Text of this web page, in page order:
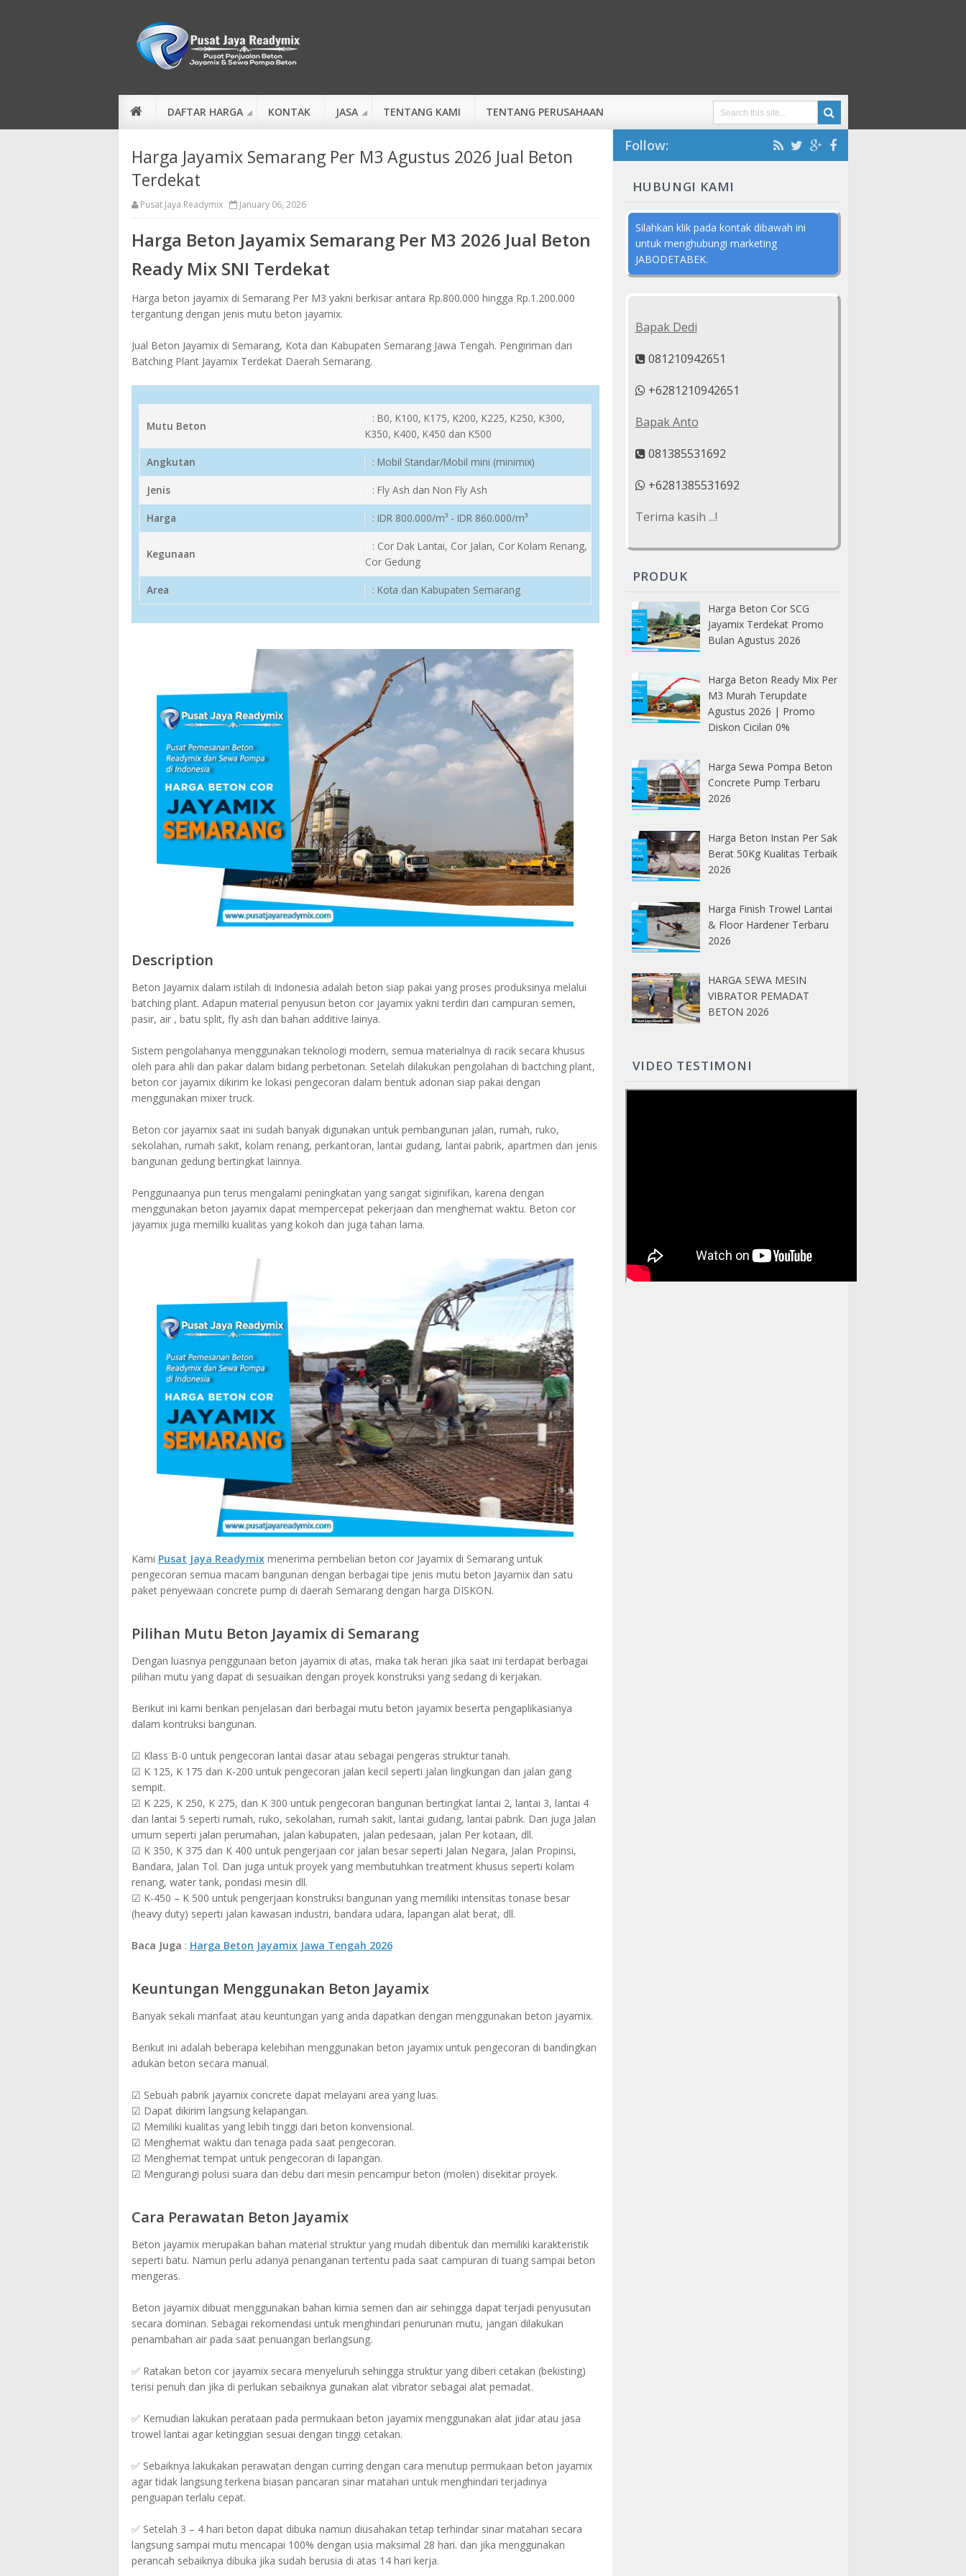
DAFTAR HARGA KONTAK JASA TENTANG KAMI TENTANG PERUSAHAAN
Harga Jayamix Semarang Per M3 Agustus 2026 Jual Beton
Terdekat
Pusat Jaya Readymix January 06, 2026
Harga Beton Jayamix Semarang Per M3 2026 Jual Beton
Ready Mix SNI Terdekat
Harga beton jayamix di Semarang Per M3 yakni berkisar antara Rp.800.000 hingga Rp.1.200.000
tergantung dengan jenis mutu beton jayamix.
Jual Beton Jayamix di Semarang, Kota dan Kabupaten Semarang Jawa Tengah. Pengiriman dari
Batching Plant Jayamix Terdekat Daerah Semarang.
Mutu Beton
: B0, K100, K175, K200, K225, K250, K300,
K350, K400, K450 dan K500
Angkutan : Mobil Standar/Mobil mini (minimix)
Jenis : Fly Ash dan Non Fly Ash
Harga : IDR 800.000/m³ - IDR 860.000/m³
Kegunaan
: Cor Dak Lantai, Cor Jalan, Cor Kolam Renang,
Cor Gedung
Area : Kota dan Kabupaten Semarang
Description
Beton Jayamix dalam istilah di Indonesia adalah beton siap pakai yang proses produksinya melalui
batching plant. Adapun material penyusun beton cor jayamix yakni terdiri dari campuran semen,
pasir, air , batu split, fly ash dan bahan additive lainya.
Sistem pengolahanya menggunakan teknologi modern, semua materialnya di racik secara khusus
oleh para ahli dan pakar dalam bidang perbetonan. Setelah dilakukan pengolahan di bactching plant,
beton cor jayamix dikirim ke lokasi pengecoran dalam bentuk adonan siap pakai dengan
menggunakan mixer truck.
Beton cor jayamix saat ini sudah banyak digunakan untuk pembangunan jalan, rumah, ruko,
sekolahan, rumah sakit, kolam renang, perkantoran, lantai gudang, lantai pabrik, apartmen dan jenis
bangunan gedung bertingkat lainnya.
Penggunaanya pun terus mengalami peningkatan yang sangat siginifikan, karena dengan
menggunakan beton jayamix dapat mempercepat pekerjaan dan menghemat waktu. Beton cor
jayamix juga memilki kualitas yang kokoh dan juga tahan lama.
Kami Pusat Jaya Readymixmenerima pembelian beton cor Jayamix di Semarang untuk
pengecoran semua macam bangunan dengan berbagai tipe jenis mutu beton Jayamix dan satu
paket penyewaan concrete pump di daerah Semarang dengan harga DISKON.
Pilihan Mutu Beton Jayamix di Semarang
Dengan luasnya penggunaan beton jayamix di atas, maka tak heran jika saat ini terdapat berbagai
pilihan mutu yang dapat di sesuaikan dengan proyek konstruksi yang sedang di kerjakan.
Berikut ini kami berikan penjelasan dari berbagai mutu beton jayamix beserta pengaplikasianya
dalam kontruksi bangunan.
☑ Klass B-0 untuk pengecoran lantai dasar atau sebagai pengeras struktur tanah.
☑ K 125, K 175 dan K-200 untuk pengecoran jalan kecil seperti jalan lingkungan dan jalan gang
sempit.
☑ K 225, K 250, K 275, dan K 300 untuk pengecoran bangunan bertingkat lantai 2, lantai 3, lantai 4
dan lantai 5 seperti rumah, ruko, sekolahan, rumah sakit, lantai gudang, lantai pabrik. Dan juga Jalan
umum seperti jalan perumahan, jalan kabupaten, jalan pedesaan, jalan Per kotaan, dll.
☑ K 350, K 375 dan K 400 untuk pengerjaan cor jalan besar seperti Jalan Negara, Jalan Propinsi,
Bandara, Jalan Tol. Dan juga untuk proyek yang membutuhkan treatment khusus seperti kolam
renang, water tank, pondasi mesin dll.
☑ K-450 – K 500 untuk pengerjaan konstruksi bangunan yang memiliki intensitas tonase besar
(heavy duty) seperti jalan kawasan industri, bandara udara, lapangan alat berat, dll.
Baca Juga : Harga Beton Jayamix Jawa Tengah 2026
Keuntungan Menggunakan Beton Jayamix
Banyak sekali manfaat atau keuntungan yang anda dapatkan dengan menggunakan beton jayamix.
Berikut ini adalah beberapa kelebihan menggunakan beton jayamix untuk pengecoran di bandingkan
adukan beton secara manual.
☑ Sebuah pabrik jayamix concrete dapat melayani area yang luas.
☑ Dapat dikirim langsung kelapangan.
☑ Memiliki kualitas yang lebih tinggi dari beton konvensional.
☑ Menghemat waktu dan tenaga pada saat pengecoran.
☑ Menghemat tempat untuk pengecoran di lapangan.
☑ Mengurangi polusi suara dan debu dari mesin pencampur beton (molen) disekitar proyek.
Cara Perawatan Beton Jayamix
Beton jayamix merupakan bahan material struktur yang mudah dibentuk dan memiliki karakteristik
seperti batu. Namun perlu adanya penanganan tertentu pada saat campuran di tuang sampai beton
mengeras.
Beton jayamix dibuat menggunakan bahan kimia semen dan air sehingga dapat terjadi penyusutan
secara dominan. Sebagai rekomendasi untuk menghindari penurunan mutu, jangan dilakukan
penambahan air pada saat penuangan berlangsung.
✅ Ratakan beton cor jayamix secara menyeluruh sehingga struktur yang diberi cetakan (bekisting)
terisi penuh dan jika di perlukan sebaiknya gunakan alat vibrator sebagai alat pemadat.
✅ Kemudian lakukan perataan pada permukaan beton jayamix menggunakan alat jidar atau jasa
trowel lantai agar ketinggian sesuai dengan tinggi cetakan.
✅ Sebaiknya lakukakan perawatan dengan curring dengan cara menutup permukaan beton jayamix
agar tidak langsung terkena biasan pancaran sinar matahari untuk menghindari terjadinya
penguapan terlalu cepat.
✅ Setelah 3 – 4 hari beton dapat dibuka namun diusahakan tetap terhindar sinar matahari secara
langsung sampai mutu mencapai 100% dengan usia maksimal 28 hari. dan jika menggunakan
perancah sebaiknya dibuka jika sudah berusia di atas 14 hari kerja.
Follow:
HUBUNGI KAMI
Silahkan klik pada kontak dibawah ini
untuk menghubungi marketing
JABODETABEK.
Bapak Dedi
081210942651
+6281210942651
Bapak Anto
081385531692
+6281385531692
Terima kasih ...!
PRODUK
Harga Beton Cor SCG
Jayamix Terdekat Promo
Bulan Agustus 2026
Harga Beton Ready Mix Per
M3 Murah Terupdate
Agustus 2026 | Promo
Diskon Cicilan 0%
Harga Sewa Pompa Beton
Concrete Pump Terbaru
2026
Harga Beton Instan Per Sak
Berat 50Kg Kualitas Terbaik
2026
Harga Finish Trowel Lantai
& Floor Hardener Terbaru
2026
HARGA SEWA MESIN
VIBRATOR PEMADAT
BETON 2026
VIDEO TESTIMONI